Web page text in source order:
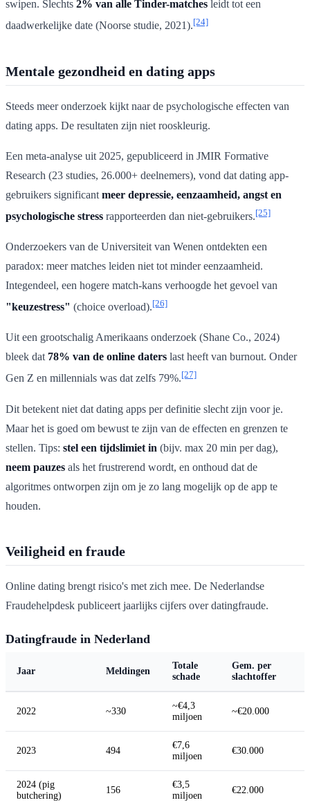
swipen. Slechts 2% van alle Tinder-matches leidt tot een
daadwerkelijke date (Noorse studie, 2021).[24]
Mentale gezondheid en dating apps
Steeds meer onderzoek kijkt naar de psychologische effecten van
dating apps. De resultaten zijn niet rooskleurig.
Een meta-analyse uit 2025, gepubliceerd in JMIR Formative
Research (23 studies, 26.000+ deelnemers), vond dat dating app-
gebruikers significant meer depressie, eenzaamheid, angst en
psychologische stress rapporteerden dan niet-gebruikers.[25]
Onderzoekers van de Universiteit van Wenen ontdekten een
paradox: meer matches leiden niet tot minder eenzaamheid.
Integendeel, een hogere match-kans verhoogde het gevoel van
"keuzestress" (choice overload).[26]
Uit een grootschalig Amerikaans onderzoek (Shane Co., 2024)
bleek dat 78% van de online daters last heeft van burnout. Onder
Gen Z en millennials was dat zelfs 79%.[27]
Dit betekent niet dat dating apps per definitie slecht zijn voor je.
Maar het is goed om bewust te zijn van de effecten en grenzen te
stellen. Tips: stel een tijdslimiet in (bijv. max 20 min per dag),
neem pauzes als het frustrerend wordt, en onthoud dat de
algoritmes ontworpen zijn om je zo lang mogelijk op de app te
houden.
Veiligheid en fraude
Online dating brengt risico's met zich mee. De Nederlandse
Fraudehelpdesk publiceert jaarlijks cijfers over datingfraude.
Datingfraude in Nederland
Jaar Meldingen
Totale
schade
Gem. per
slachtoffer
2022 ~330
~€4,3
miljoen
~€20.000
2023 494
€7,6
miljoen
€30.000
2024 (pig
butchering)
156
€3,5
miljoen
€22.000